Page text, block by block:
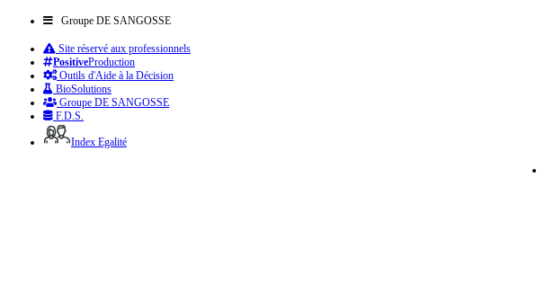
Groupe DE SANGOSSE
Site réservé aux professionnels
PositiveProduction
Outils d'Aide à la Décision
BioSolutions
Groupe DE SANGOSSE
F.D.S.
Index Egalité